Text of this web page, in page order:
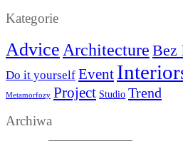
Kategorie
Advice Architecture Bez
Do it yourself Event
Metamorfozy Project Studio Trend
Archiwa